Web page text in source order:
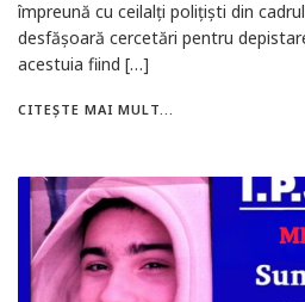
împreună cu ceilalți polițiști din
desfășoară cercetări pentru
acestuia fiind […]
CITEȘTE MAI MULT...